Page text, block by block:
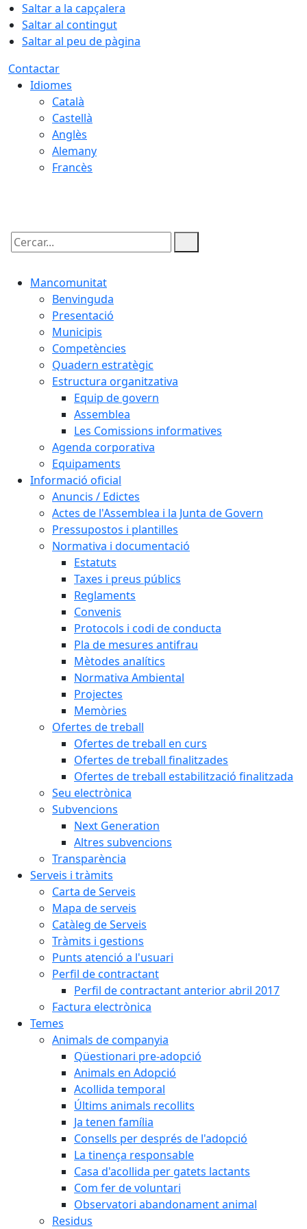
Saltar a la capçalera
Saltar al contingut
Saltar al peu de pàgina
Contactar
Idiomes
Català
Castellà
Anglès
Alemany
Francès
Cercar:
Mancomunitat
Benvinguda
Presentació
Municipis
Competències
Quadern estratègic
Estructura organitzativa
Equip de govern
Assemblea
Les Comissions informatives
Agenda corporativa
Equipaments
Informació oficial
Anuncis / Edictes
Actes de l'Assemblea i la Junta de Govern
Pressupostos i plantilles
Normativa i documentació
Estatuts
Taxes i preus públics
Reglaments
Convenis
Protocols i codi de conducta
Pla de mesures antifrau
Mètodes analítics
Normativa Ambiental
Projectes
Memòries
Ofertes de treball
Ofertes de treball en curs
Ofertes de treball finalitzades
Ofertes de treball estabilització finalitzada
Seu electrònica
Subvencions
Next Generation
Altres subvencions
Transparència
Serveis i tràmits
Carta de Serveis
Mapa de serveis
Catàleg de Serveis
Tràmits i gestions
Punts atenció a l'usuari
Perfil de contractant
Perfil de contractant anterior abril 2017
Factura electrònica
Temes
Animals de companyia
Qüestionari pre-adopció
Animals en Adopció
Acollida temporal
Últims animals recollits
Ja tenen família
Consells per després de l'adopció
La tinença responsable
Casa d'acollida per gatets lactants
Com fer de voluntari
Observatori abandonament animal
Residus